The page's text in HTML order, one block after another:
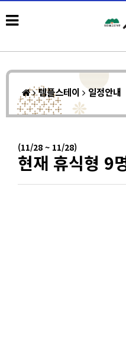
템플스테이 일정안내
(11/28 ~ 11/28)
현재 휴식형 9